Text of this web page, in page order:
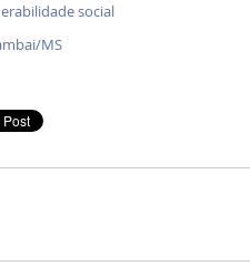
social
MS